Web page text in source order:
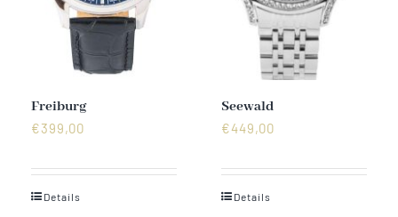
Freiburg
€399,00
Details
Seewald
€449,00
Details